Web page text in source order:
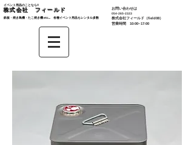
イベント用品のことなら‼︎
株式会社 フィールド
鉄板・焼き鳥機・たこ焼き機 etc... 各種イベント用品もレンタル多数​
お問い合わせは
​054-265-2323
株式会社フィールド（field08）
営業時間 10:00~17:00